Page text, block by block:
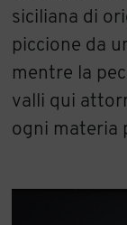
siciliana di
piccione da
mentre la
valli qui
ogni materia